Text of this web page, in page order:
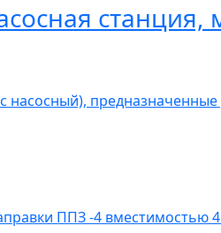
станция,
насосный),
ППЗ -4 вместимостью